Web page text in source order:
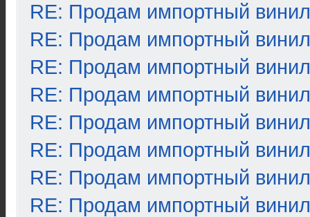
RE: Продам импортный винил
RE: Продам импортный винил
RE: Продам импортный винил
RE: Продам импортный винил
RE: Продам импортный винил
RE: Продам импортный винил
RE: Продам импортный винил
RE: Продам импортный винил